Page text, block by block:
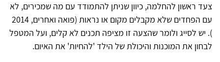
צעד ראשון להחלמה, כיוון שניתן להתמודד עם מה שמכירים, לא
עם הפחדים שלא מקבלים מקום או נראות (פואה ואחרים, 2014
). יש לסייג ולומר שהצעה זו מציפה תכנים לא קלים, ועל המטפל
לבחון את המוכנות והיכולת של הילד 'להחיות' את האיום.